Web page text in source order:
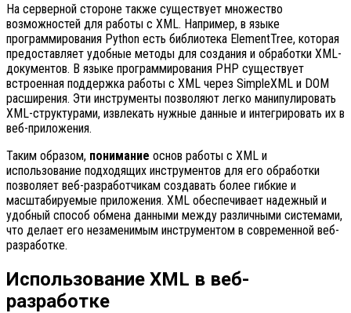
На серверной стороне также существует множество
возможностей для работы с XML. Например, в языке
программирования Python есть библиотека ElementTree, которая
предоставляет удобные методы для создания и обработки XML-
документов. В языке программирования PHP существует
встроенная поддержка работы с XML через SimpleXML и DOM
расширения. Эти инструменты позволяют легко манипулировать
XML-структурами, извлекать нужные данные и интегрировать их в
веб-приложения.
Таким образом, понимание основ работы с XML и
использование подходящих инструментов для его обработки
позволяет веб-разработчикам создавать более гибкие и
масштабируемые приложения. XML обеспечивает надежный и
удобный способ обмена данными между различными системами,
что делает его незаменимым инструментом в современной веб-
разработке.
Использование XML в веб-
разработке